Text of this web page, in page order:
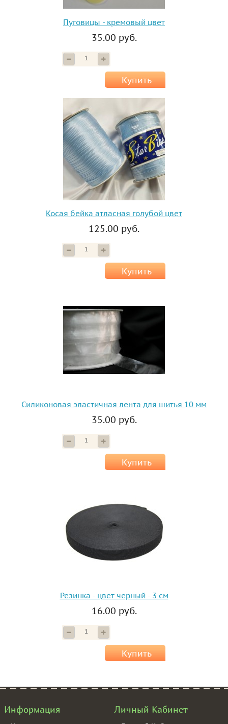
Пуговицы - кремовый цвет
35.00 руб.
Купить
Косая бейка атласная голубой цвет
125.00 руб.
Купить
Силиконовая эластичная лента для шитья 10 мм
35.00 руб.
Купить
Резинка - цвет черный - 3 см
16.00 руб.
Купить
Информация Личный Кабинет